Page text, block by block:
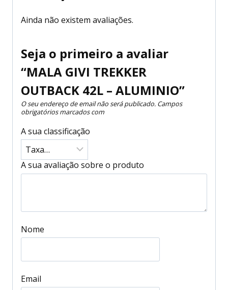
Ainda não existem avaliações.
Seja o primeiro a avaliar
“MALA GIVI TREKKER
OUTBACK 42L – ALUMINIO”
O seu endereço de email não será publicado. Campos
obrigatórios marcados com
A sua classificação
A sua avaliação sobre o produto
Nome
Email